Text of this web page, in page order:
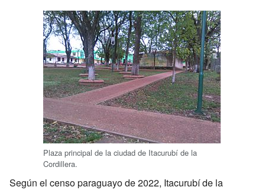
Plaza principal de la ciudad de Itacurubí de la
Cordillera.
Según el censo paraguayo de 2022, Itacurubí de la